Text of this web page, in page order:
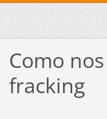
Como
fracking